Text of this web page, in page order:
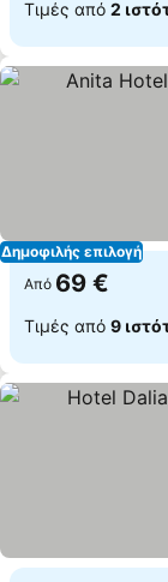
Τιμές από 2
Δημοφιλής επιλογή
Από 69 €
Τιμές από 9